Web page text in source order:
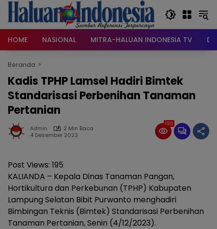
Langsung
konten
HOME
NASIONAL MITRA-HALUAN INDONESIA TV
Beranda
Kadis TPHP Lamsel Hadiri Bimtek
Standarisasi Perbenihan Tanaman
Pertanian
Admin
2 Min Baca
4 Desember 2023
195
Post Views: 195
KALIANDA – Kepala Dinas Tanaman Pangan,
Hortikultura dan Perkebunan (TPHP) Kabupaten
Lampung Selatan Bibit Purwanto menghadiri
Bimbingan Teknis (Bimtek) Standarisasi Perbenihan
Tanaman Pertanian, Senin (4/12/2023).